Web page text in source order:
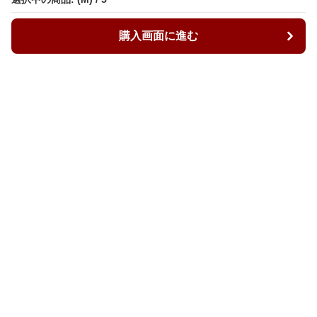
購入画面に進む
購入画面に進む